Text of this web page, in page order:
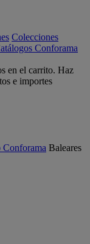
Colecciones
Conforama
en el carrito. Haz
e importes
Conforama Baleares